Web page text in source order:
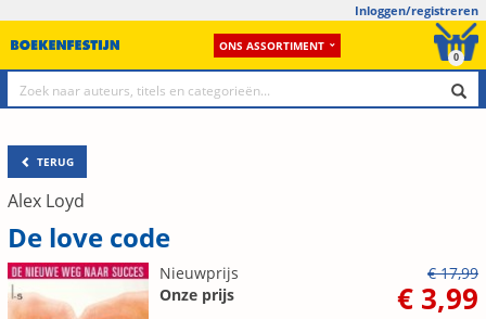
Inloggen/registreren
ONS ASSORTIMENT
0
TERUG
Alex Loyd
De love code
Nieuwprijs
€ 17,99
Onze prijs
€ 3,99